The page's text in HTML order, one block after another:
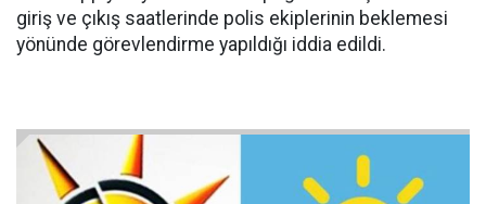
giriş ve çıkış saatlerinde polis ekiplerinin beklemesi
yönünde görevlendirme yapıldığı iddia edildi.